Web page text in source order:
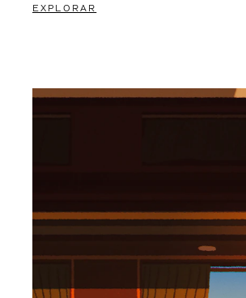
EXPLORAR